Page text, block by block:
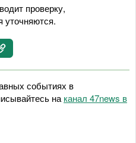
проверку,
уточняются.
событиях в
на канал 47news в